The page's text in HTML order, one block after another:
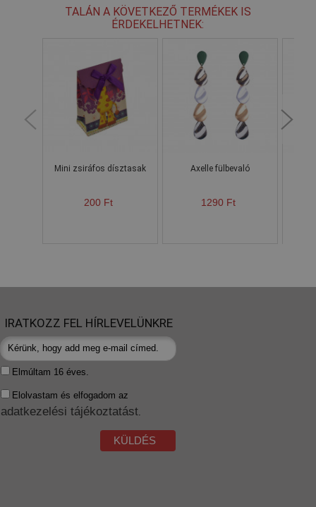
TALÁN A KÖVETKEZŐ TERMÉKEK IS
ÉRDEKELHETNEK:
Mini zsiráfos dísztasak
200 Ft
Axelle fülbevaló
1290 Ft
IRATKOZZ FEL HÍRLEVELÜNKRE
Elmúltam 16 éves.
Elolvastam és elfogadom az
adatkezelési tájékoztatást
KÜLDÉS